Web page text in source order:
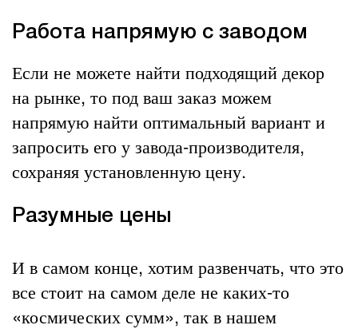
Работа напрямую с заводом
Если не можете найти подходящий декор
на рынке, то под ваш заказ можем
напрямую найти оптимальный вариант и
запросить его у завода-производителя,
сохраняя установленную цену.
Разумные цены
И в самом конце, хотим развенчать, что это
все стоит на самом деле не каких-то
«космических сумм», так в нашем